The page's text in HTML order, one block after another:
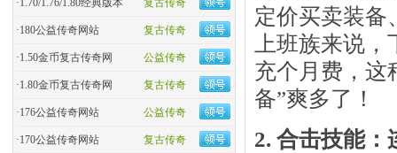
复古传奇
·1.70/1.76/1.80经典版本
复古传奇
·180公益传奇网站
公益传奇
·1.50金币复古传奇网
复古传奇
·1.80金币复古传奇网
公益传奇
·176公益传奇网站
复古传奇
·170公益传奇网站
定价买卖装备
上班族来说
充个月费，这
备”爽多了！
2. 合击技能